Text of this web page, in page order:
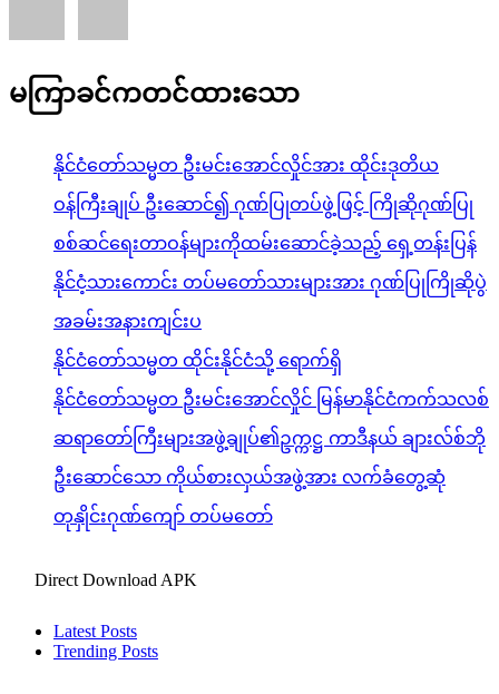
မကြာခင်ကတင်ထားသော
နိုင်ငံတော်သမ္မတ ဦးမင်းအောင်လှိုင်အား ထိုင်းဒုတိယ
ဝန်ကြီးချုပ် ဦးဆောင်၍ ဂုဏ်ပြုတပ်ဖွဲ့ဖြင့် ကြိုဆိုဂုဏ်ပြု
စစ်ဆင်ရေးတာဝန်များကိုထမ်းဆောင်ခဲ့သည့် ရှေ့တန်းပြန်
နိုင်ငံ့သားကောင်း တပ်မတော်သားများအား ဂုဏ်ပြုကြိုဆိုပွဲ
အခမ်းအနားကျင်းပ
နိုင်ငံတော်သမ္မတ ထိုင်းနိုင်ငံသို့ ရောက်ရှိ
နိုင်ငံတော်သမ္မတ ဦးမင်းအောင်လှိုင် မြန်မာနိုင်ငံကက်သလစ်
ဆရာတော်ကြီးများအဖွဲ့ချုပ်၏ဥက္ကဋ္ဌ ကာဒီနယ် ချားလ်စ်ဘို
ဦးဆောင်သော ကိုယ်စားလှယ်အဖွဲ့အား လက်ခံတွေ့ဆုံ
တုနှိုင်းဂုဏ်ကျော် တပ်မတော်
Direct Download APK
Latest Posts
Trending Posts